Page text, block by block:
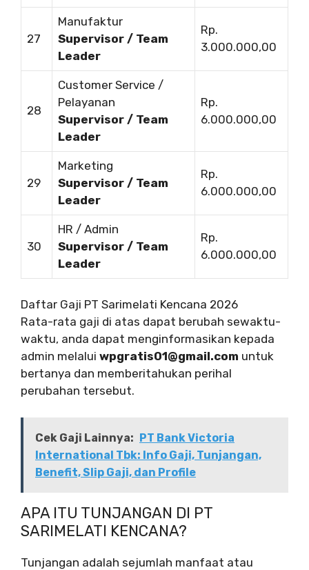
27
Manufaktur
Supervisor / Team
Leader
Rp.
3.000.000,00
28
Customer Service /
Pelayanan
Supervisor / Team
Leader
Rp.
6.000.000,00
29
Marketing
Supervisor / Team
Leader
Rp.
6.000.000,00
30
HR / Admin
Supervisor / Team
Leader
Rp.
6.000.000,00
Daftar Gaji PT Sarimelati Kencana 2026
Rata-rata gaji di atas dapat berubah sewaktu-
waktu, anda dapat menginformasikan kepada
admin melalui wpgratis01@gmail.com untuk
bertanya dan memberitahukan perihal
perubahan tersebut.
Cek Gaji Lainnya: PT Bank Victoria
International Tbk: Info Gaji, Tunjangan,
Benefit, Slip Gaji, dan Profile
APA ITU TUNJANGAN DI PT
SARIMELATI KENCANA?
Tunjangan adalah sejumlah manfaat atau